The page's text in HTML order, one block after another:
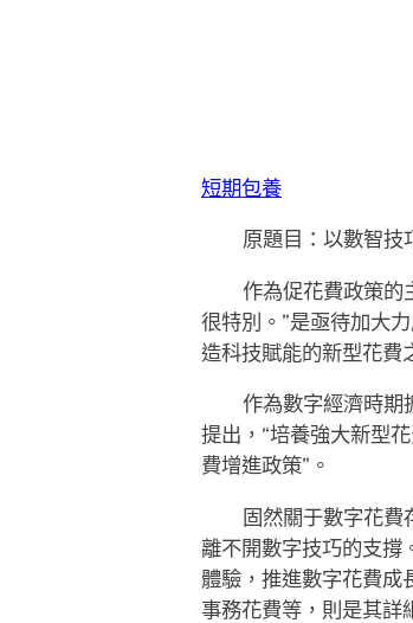
短期包養
原題目：以數智技
作為促花費政策的
很特別。”是亟待加大
造科技賦能的新型花費
作為數字經濟時期
提出，“培養強大新型
費增進政策”。
固然關于數字花費
離不開數字技巧的支撐
體驗，推進數字花費成
事務花費等，則是其詳